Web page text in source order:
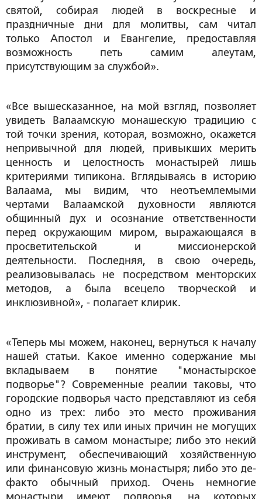
святой, собирая людей в воскресные и
праздничные дни для молитвы, сам читал
только Апостол и Евангелие, предоставляя
возможность петь самим алеутам,
присутствующим за службой».
«Все вышесказанное, на мой взгляд, позволяет
увидеть Валаамскую монашескую традицию с
той точки зрения, которая, возможно, окажется
непривычной для людей, привыкших мерить
ценность и целостность монастырей лишь
критериями типикона. Вглядываясь в историю
Валаама, мы видим, что неотъемлемыми
чертами Валаамской духовности являются
общинный дух и осознание ответственности
перед окружающим миром, выражающаяся в
просветительской и миссионерской
деятельности. Последняя, в свою очередь,
реализовывалась не посредством менторских
методов, а была всецело творческой и
инклюзивной», - полагает клирик.
«Теперь мы можем, наконец, вернуться к началу
нашей статьи. Какое именно содержание мы
вкладываем в понятие "монастырское
подворье"? Современные реалии таковы, что
городские подворья часто представляют из себя
одно из трех: либо это место проживания
братии, в силу тех или иных причин не могущих
проживать в самом монастыре; либо это некий
инструмент, обеспечивающий хозяйственную
или финансовую жизнь монастыря; либо это де-
факто обычный приход. Очень немногие